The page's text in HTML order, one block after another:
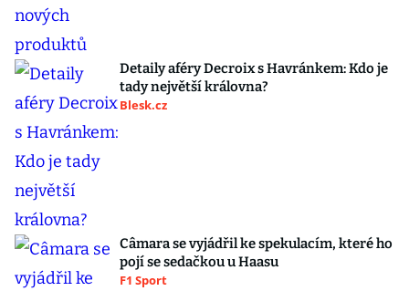
Detaily aféry Decroix s Havránkem: Kdo je
tady největší královna?
Blesk.cz
Câmara se vyjádřil ke spekulacím, které ho
pojí se sedačkou u Haasu
F1 Sport